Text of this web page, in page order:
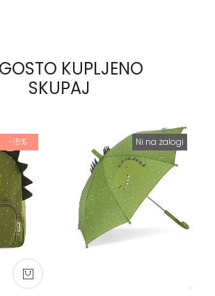
KUPLJENO
SKUPAJ
-15% Ni na zalogi